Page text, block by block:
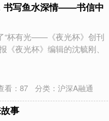
书写鱼水深情——书信中
“杯有光——《夜光杯》创刊
夜光杯》编辑的沈毓刚、
看： 87 分类： 沪深A融通
事